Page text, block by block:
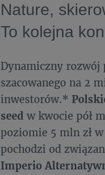
Nature,
To kolejna
Dynamiczny
szacowanego na 2
inwestorów.*
seed w kwocie pół
poziomie 5 mln zł
pochodzi od
Imperio